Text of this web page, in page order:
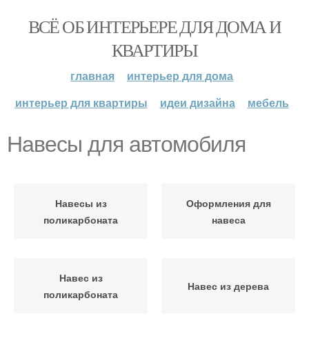
ВСЁ ОБ ИНТЕРЬЕРЕ ДЛЯ ДОМА И
КВАРТИРЫ
главная
интерьер для дома
интерьер для квартиры
идеи дизайна мебель
Навесы для автомобиля
Навесы из
поликарбоната
Оформления для
навеса
Навес из
поликарбоната
Навес из дерева